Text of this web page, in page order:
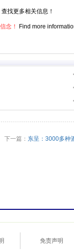
查找更多相关信息！
念！ Find more
下一篇： 东呈：3000多种
免责声明